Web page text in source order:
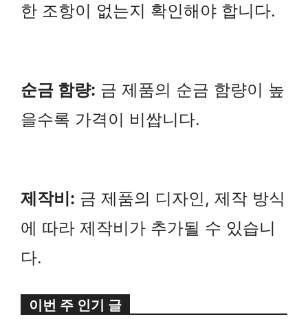
한 조항이 없는지 확인해야 합니다.
순금 함량: 금 제품의 순금 함량이 높
을수록 가격이 비쌉니다.
제작비: 금 제품의 디자인, 제작 방식
에 따라 제작비가 추가될 수 있습니
다.
이번 주 인기 글